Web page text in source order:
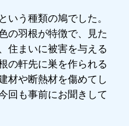
いう種類の鳩でした。
の羽根が特徴で、見た
住まいに被害を与える
の軒先に巣を作られる
材や断熱材を傷めてし
回も事前にお聞きして